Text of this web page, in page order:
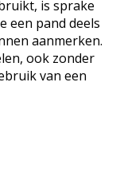
is sprake
een pand deels
aanmerken.
ook zonder
van een